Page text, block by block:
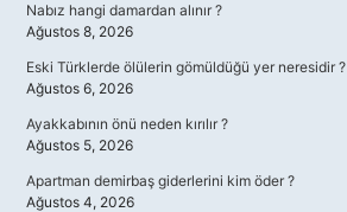
Nabız hangi damardan alınır ?
Ağustos 8, 2026
Eski Türklerde ölülerin gömüldüğü yer neresidir ?
Ağustos 6, 2026
Ayakkabının önü neden kırılır ?
Ağustos 5, 2026
Apartman demirbaş giderlerini kim öder ?
Ağustos 4, 2026